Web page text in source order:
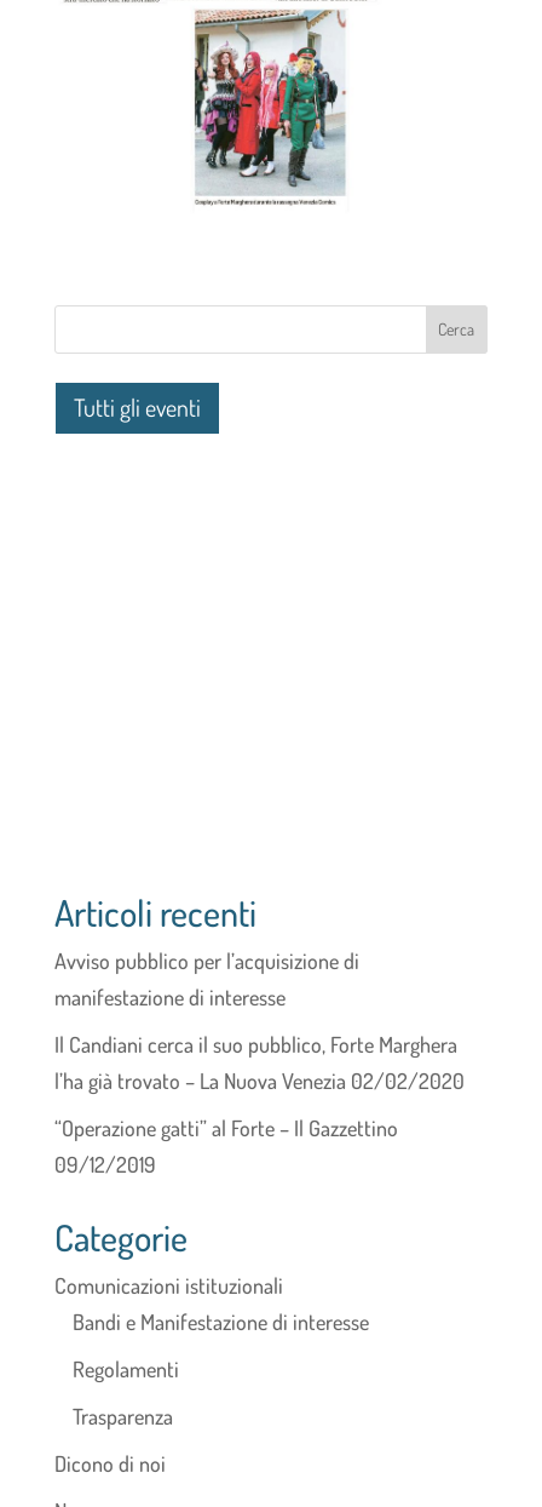
Tutti gli eventi
Articoli recenti
Avviso pubblico per l’acquisizione di
manifestazione di interesse
Il Candiani cerca il suo pubblico, Forte Marghera
l’ha già trovato – La Nuova Venezia 02/02/2020
“Operazione gatti” al Forte – Il Gazzettino
09/12/2019
Categorie
Comunicazioni istituzionali
Bandi e Manifestazione di interesse
Regolamenti
Trasparenza
Dicono di noi